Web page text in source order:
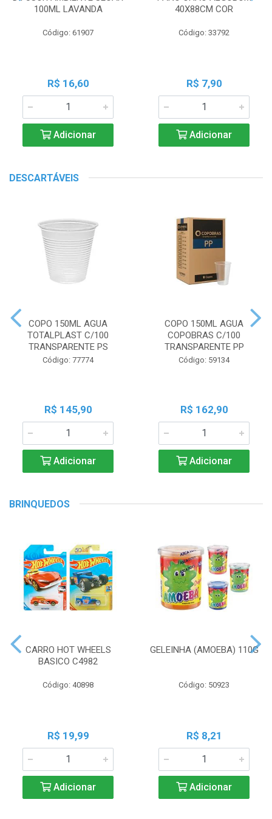
100ML LAVANDA
Código: 61907
R$ 16,60
Adicionar
40X88CM COR
Código: 33792
R$ 7,90
Adicionar
DESCARTÁVEIS
COPO 150ML AGUA
TOTALPLAST C/100
TRANSPARENTE PS
Código: 77774
R$ 145,90
Adicionar
COPO 150ML AGUA
COPOBRAS C/100
TRANSPARENTE PP
Código: 59134
R$ 162,90
Adicionar
BRINQUEDOS
CARRO HOT WHEELS
BASICO C4982
Código: 40898
R$ 19,99
Adicionar
GELEINHA (AMOEBA) 110G
Código: 50923
R$ 8,21
Adicionar